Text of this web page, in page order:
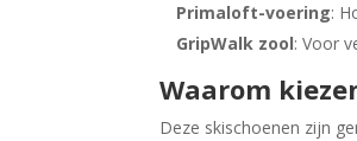
Primaloft-voering:
GripWalk zool: Voor
Waarom
Deze skischoenen zijn